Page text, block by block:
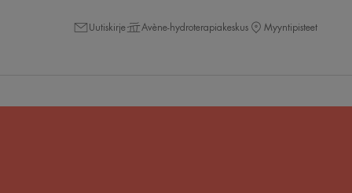
Uutiskirje Avène-hydroterapiakeskus Myyntipisteet